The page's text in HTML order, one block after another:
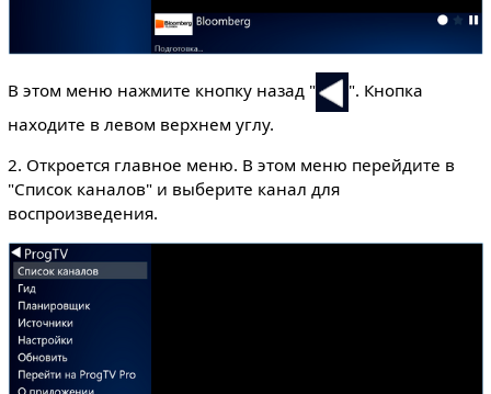
В этом меню нажмите кнопку назад "
". Кнопка
находите в левом верхнем углу.
2. Откроется главное меню. В этом меню перейдите в
"Список каналов" и выберите канал для
воспроизведения.